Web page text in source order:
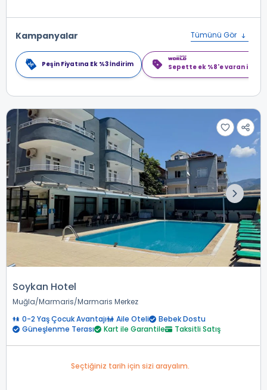
Kampanyalar Tümünü Gör
Peşin Fiyatına Ek %3 İndirim Sepette ek %8'e varan
Soykan Hotel
Muğla Marmaris Marmaris Merkez
0-2 Yaş Çocuk Avantajı
Aile Oteli
Bebek Dostu
Güneşlenme Terası
Kart ile Garantile Taksitli Satış
Seçtiğiniz tarih için sizi arayalım.